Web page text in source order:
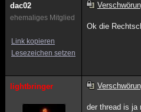
dac02
ehemaliges Mitglied
Link kopieren
Lesezeichen setzen
Ok die
lightbringer
der thread is ja